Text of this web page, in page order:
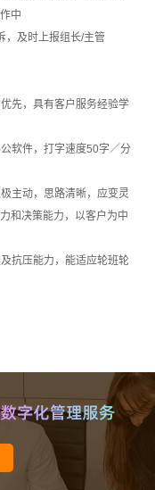
中
，及时上报组长/主管
先，具有客户服务经验学
软件，打字速度50字／分
主动，思路清晰，应变灵
和决策能力，以客户为中
抗压能力，能适应轮班轮